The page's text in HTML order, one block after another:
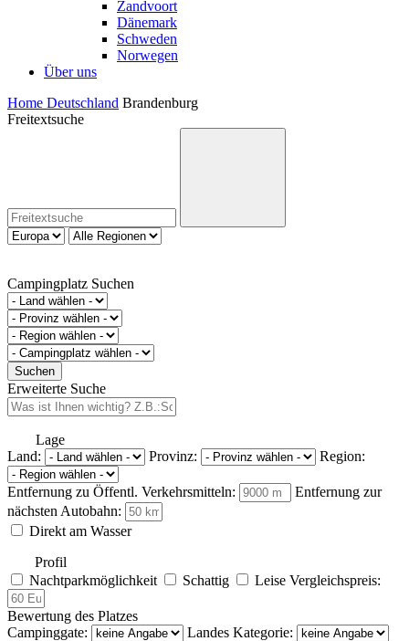
Zandvoort
Dänemark
Schweden
Norwegen
Über uns
Home Deutschland Brandenburg
Freitextsuche
Campingplatz Suchen
Erweiterte Suche
Lage
Land:
Provinz: Region:
Entfernung zu Öffentl. Verkehrsmitteln:
Entfernung zur
nächsten Autobahn:
Direkt am Wasser
Profil
Nachtparkmöglichkeit
Schattig Leise Vergleichspreis:
Bewertung des Platzes
Campinggate:
Landes Kategorie: